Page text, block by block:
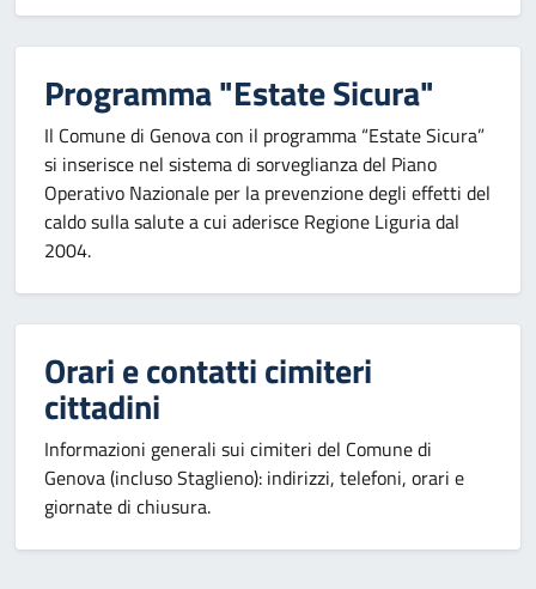
Programma "Estate Sicura"
Il Comune di Genova con il programma “Estate Sicura”
si inserisce nel sistema di sorveglianza del Piano
Operativo Nazionale per la prevenzione degli effetti del
caldo sulla salute a cui aderisce Regione Liguria dal
2004.
Orari e contatti cimiteri
cittadini
Informazioni generali sui cimiteri del Comune di
Genova (incluso Staglieno): indirizzi, telefoni, orari e
giornate di chiusura.